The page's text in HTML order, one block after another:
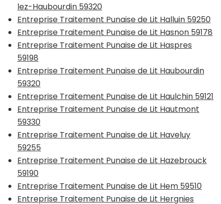
lez-Haubourdin 59320
Entreprise Traitement Punaise de Lit Halluin 59250
Entreprise Traitement Punaise de Lit Hasnon 59178
Entreprise Traitement Punaise de Lit Haspres
59198
Entreprise Traitement Punaise de Lit Haubourdin
59320
Entreprise Traitement Punaise de Lit Haulchin 59121
Entreprise Traitement Punaise de Lit Hautmont
59330
Entreprise Traitement Punaise de Lit Haveluy
59255
Entreprise Traitement Punaise de Lit Hazebrouck
59190
Entreprise Traitement Punaise de Lit Hem 59510
Entreprise Traitement Punaise de Lit Hergnies